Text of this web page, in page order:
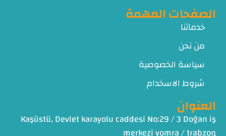
الصفحات المهمة
خدماتنا
من نحن
سياسة الخصوصية
شروط الاسخدام
العنوان
Kaşüstü, Devlet karayolu caddesi No:29 / 3 Doğan iş